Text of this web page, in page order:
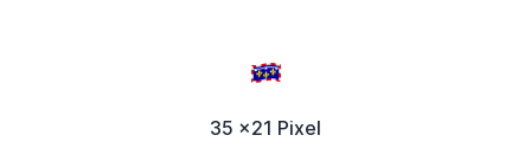
35 x21 Pixel